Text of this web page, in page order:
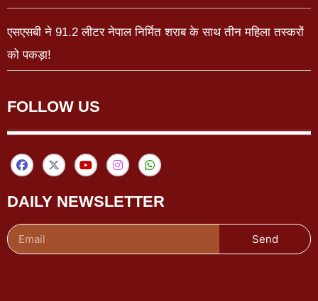
एसएसबी ने 91.2 लीटर नेपाल निर्मित शराब के साथ तीन महिला तस्करों
को पकड़ा!
FOLLOW US
DAILY NEWSLETTER
Send